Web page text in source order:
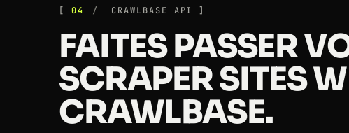
04 CRAWLBASE API
FAITES PASSER
SCRAPER SITES
CRAWLBASE.